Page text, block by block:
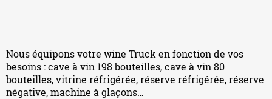
Nous équipons votre wine Truck en fonction de vos
besoins : cave à vin 198 bouteilles, cave à vin 80
bouteilles, vitrine réfrigérée, réserve réfrigérée, réserve
négative, machine à glaçons…